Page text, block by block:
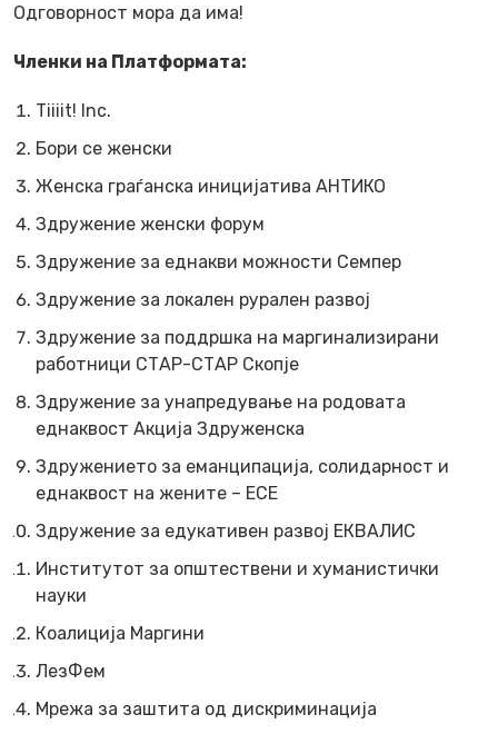
Одговорност мора да има!
Членки на Платформата:
Tiiiit! Inc.
Бори се женски
Женска граѓанска иницијатива АНТИКО
Здружение женски форум
Здружение за еднакви можности Семпер
Здружение за локален рурален развој
Здружение за поддршка на маргинализирани
работници СТАР-СТАР Скопје
Здружение за унапредување на родовата
еднаквост Акција Здруженска
Здружението за еманципација, солидарност и
еднаквост на жените – ЕСЕ
Здружение за едукативен развој ЕКВАЛИС
Институтот за општествени и хуманистички
науки
Коалиција Маргини
ЛезФем
Мрежа за заштита од дискриминација